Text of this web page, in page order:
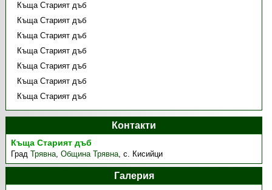
Къща Старият дъб
Къща Старият дъб
Къща Старият дъб
Къща Старият дъб
Къща Старият дъб
Къща Старият дъб
Къща Старият дъб
Контакти
Къща Старият дъб
ГрадТрявна,Община Трявна,с. Кисийци
Галерия